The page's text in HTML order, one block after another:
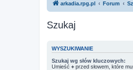
arkadia.rpg.pl Forum
Szukaj
WYSZUKIWANIE
Szukaj wg słów kluczowych:
Umieść + przed słowem, które